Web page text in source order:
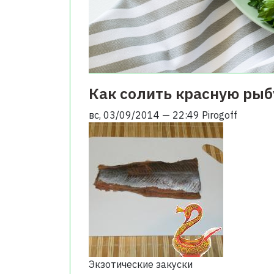
Как солить красную
вс, 03/09/2014 — 22:49 Pirogoff
Экзотические закуски